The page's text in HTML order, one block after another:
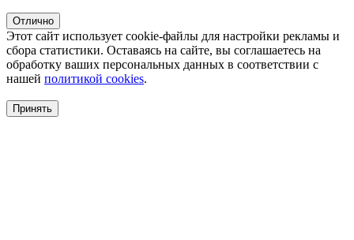
Отлично
Этот сайт использует cookie-файлы для настройки рекламы и
сбора статистики. Оставаясь на сайте, вы соглашаетесь на
обработку ваших персональных данных в соответствии с
нашей политикой cookies.
Принять